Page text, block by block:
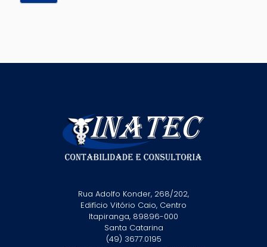
Rua Adolfo Konder, 268/202,
Edifício Vitório Caio, Centro
Itapiranga, 89896-000
Santa Catarina
(49) 3677.0195